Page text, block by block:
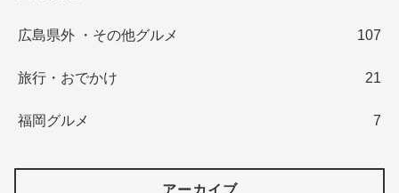
広島県外 ・その他グルメ 107
旅行・おでかけ 21
福岡グルメ 7